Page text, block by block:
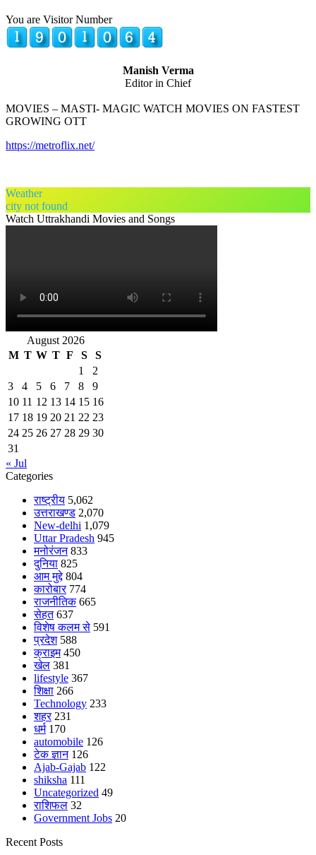
You are Visitor Number
Manish Verma
Editor in Chief
MOVIES – MASTI- MAGIC WATCH MOVIES ON FASTEST
GROWING OTT
https://metroflix.net/
Weather
city not found
Watch Uttrakhandi Movies and Songs
August 2026
M T W T F S
S
1
2
3
4 5 6 7 8
9
10 11 12 13 14 15 16
17 18 19 20 21 22 23
24 25 26 27 28 29 30
31
« Jul
Categories
राष्ट्रीय 5,062
उत्तराखण्ड 2,070
New-delhi 1,079
Uttar Pradesh 945
मनोरंजन 833
दुनिया 825
आम मुद्दे 804
कारोबार 774
राजनीतिक 665
सेहत 637
विशेष कलम से 591
प्रदेश 588
क्राइम 450
खेल 381
lifestyle 367
शिक्षा 266
Technology 233
शहर 231
धर्म 170
automobile 126
टेक ज्ञान 126
Ajab-Gajab 122
shiksha 111
Uncategorized 49
राशिफल 32
Government Jobs 20
Recent Posts